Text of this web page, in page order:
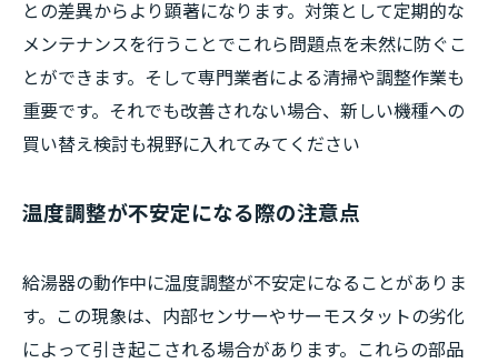
との差異からより顕著になります。対策として定期的な
メンテナンスを行うことでこれら問題点を未然に防ぐこ
とができます。そして専門業者による清掃や調整作業も
重要です。それでも改善されない場合、新しい機種への
買い替え検討も視野に入れてみてください
温度調整が不安定になる際の注意点
給湯器の動作中に温度調整が不安定になることがありま
す。この現象は、内部センサーやサーモスタットの劣化
によって引き起こされる場合があります。これらの部品